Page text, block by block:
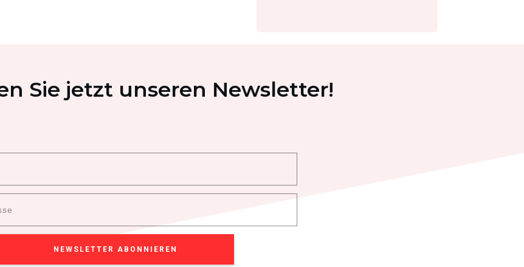
Sie jetzt unseren Newsletter!
NEWSLETTER ABONNIEREN